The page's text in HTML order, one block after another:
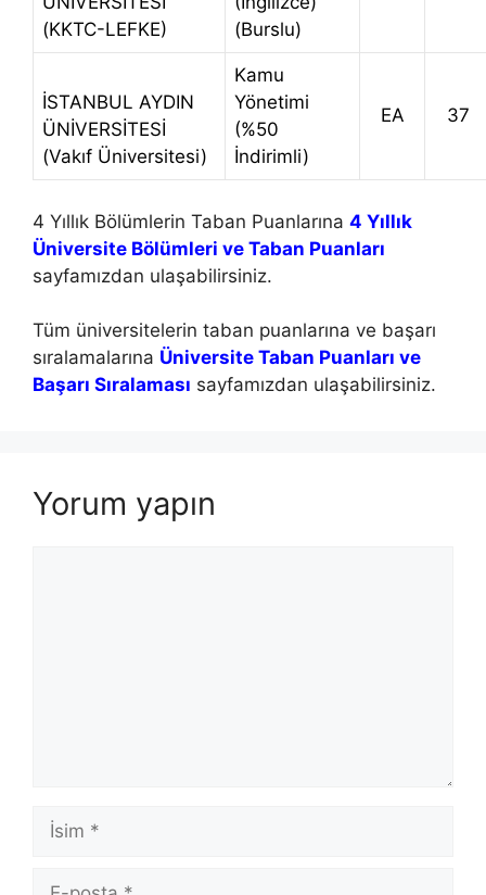
(KKTC-LEFKE)
(Burslu)
İSTANBUL AYDIN
ÜNİVERSİTESİ
(Vakıf Üniversitesi)
Kamu
Yönetimi
(%50
İndirimli)
EA 37
4 Yıllık Bölümlerin Taban Puanlarına 4 Yıllık
Üniversite Bölümleri ve Taban Puanları
sayfamızdan ulaşabilirsiniz.
Tüm üniversitelerin taban puanlarına ve başarı
sıralamalarına Üniversite Taban Puanları ve
Başarı Sıralaması sayfamızdan ulaşabilirsiniz.
Yorum yapın
İsim